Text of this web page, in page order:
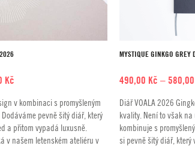
KčRozpětí
490,00 Kč
až
580,00 Kč
v kombinaci s promyšleným
pevně šitý diář, který
a přitom vypadá luxusně.
v našem letenském ateliéru v
MYSTIQUE GINKGO
490,00 Kč –580,00
Diář VOALA 2026
kvality. Není to však
kombinuje s
si pevně šitý diář, který